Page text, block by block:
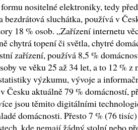
nositelné elektroniky, tedy
bezdrátová sluchátka, používá v
18 % osob. „Zařízení internetu
chytrá topení či světla, chytré
zařízení, používá 8,5 %
ve věku 25 až 34 let, a to 12 %
výzkumu, vývoje a
Česku aktuálně 79 % domácností,
jsou těmito digitálními
domácnosti. Přesto 7 % (76
kde nemají žádný stolní nebo